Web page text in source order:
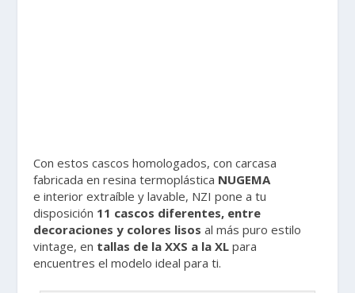
Con estos cascos homologados, con carcasa
fabricada en resina termoplástica NUGEMA
e interior extraíble y lavable, NZI pone a tu
disposición 11 cascos diferentes, entre
decoraciones y colores lisos al más puro estilo
vintage, en tallas de la XXS a la XL para
encuentres el modelo ideal para ti.